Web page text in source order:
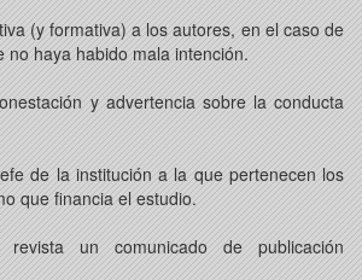
(y formativa) a los autores, en el caso de
no haya habido mala intención.
y advertencia sobre la conducta
de la institución a la que pertenecen los
que financia el estudio.
un comunicado de publicación